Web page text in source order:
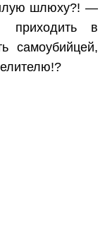
шлюху?! —
приходить в
самоубийцей,